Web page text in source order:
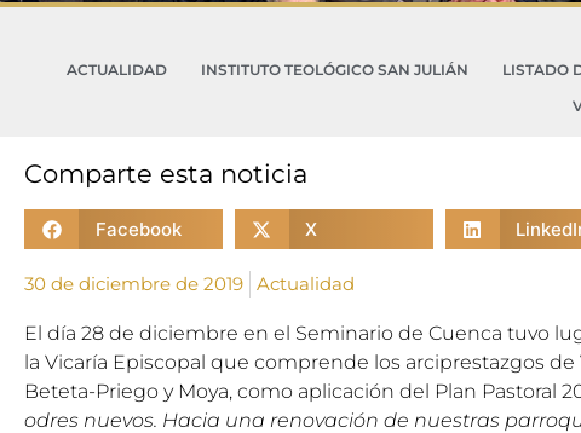
ACTUALIDAD INSTITUTO TEOLÓGICO SAN JULIÁN LISTADO
Comparte esta noticia
Facebook X
30 de diciembre de 2019 Actualidad
El día 28 de diciembre en el Seminario de Cuenca tuvo
la Vicaría Episcopal que comprende los arciprestazgos de
Beteta-Priego y Moya, como aplicación del Plan Pastoral
odres nuevos. Hacia una renovación de nuestras